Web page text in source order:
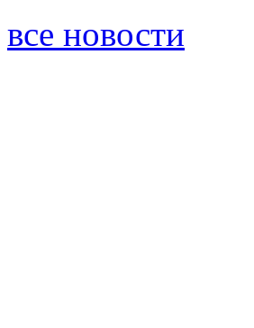
все новости